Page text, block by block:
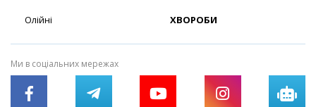
Олійні ХВОРОБИ
Ми в соціальних мережах